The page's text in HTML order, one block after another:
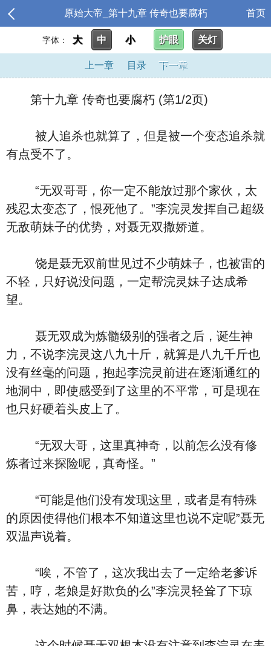
原始大帝_第十九章 传奇也要腐朽 首页
字体： 大 中 小 护眼 关灯
上一章 目录 下一章
第十九章 传奇也要腐朽 (第1/2页)
被人追杀也就算了，但是被一个变态追杀就
有点受不了。
“无双哥哥，你一定不能放过那个家伙，太
残忍太变态了，恨死他了。”李浣灵发挥自己超级
无敌萌妹子的优势，对聂无双撒娇道。
饶是聂无双前世见过不少萌妹子，也被雷的
不轻，只好说没问题，一定帮浣灵妹子达成希
望。
聂无双成为炼髓级别的强者之后，诞生神
力，不说李浣灵这八九十斤，就算是八九千斤也
没有丝毫的问题，抱起李浣灵前进在逐渐通红的
地洞中，即使感受到了这里的不平常，可是现在
也只好硬着头皮上了。
“无双大哥，这里真神奇，以前怎么没有修
炼者过来探险呢，真奇怪。”
“可能是他们没有发现这里，或者是有特殊
的原因使得他们根本不知道这里也说不定呢”聂无
双温声说着。
“唉，不管了，这次我出去了一定给老爹诉
苦，哼，老娘是好欺负的么”李浣灵轻耸了下琼
鼻，表达她的不满。